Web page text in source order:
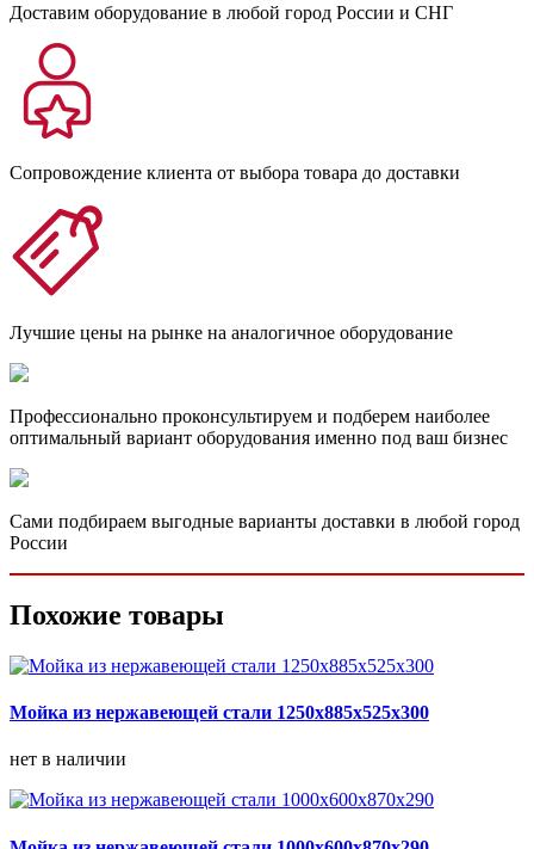
Доставим оборудование в любой город России и СНГ
Сопровождение клиента от выбора товара до доставки
Лучшие цены на рынке на аналогичное оборудование
Профессионально проконсультируем и подберем наиболее
оптимальный вариант оборудования именно под ваш бизнес
Сами подбираем выгодные варианты доставки в любой город
России
Похожие товары
Мойка из нержавеющей стали 1250х885х525х300
нет в наличии